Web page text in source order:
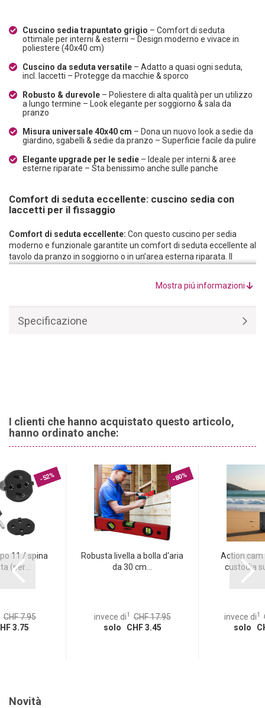
Cuscino sedia trapuntato grigio – Comfort di seduta
ottimale per interni & esterni – Design moderno e vivace in
poliestere (40x40 cm)
Cuscino da seduta versatile – Adatto a quasi ogni seduta,
incl. laccetti – Protegge da macchie & sporco
Robusto & durevole – Poliestere di alta qualità per un utilizzo
a lungo termine – Look elegante per soggiorno & sala da
pranzo
Misura universale 40x40 cm – Dona un nuovo look a sedie da
giardino, sgabelli & sedie da pranzo – Superficie facile da pulire
Elegante upgrade per le sedie – Ideale per interni & aree
esterne riparate – Sta benissimo anche sulle panche
Comfort di seduta eccellente: cuscino sedia con
laccetti per il fissaggio
Comfort di seduta eccellente: Con questo cuscino per sedia
moderno e funzionale garantite un comfort di seduta eccellente al
tavolo da pranzo in soggiorno o in un’area esterna riparata. Il
delle sedute e dona a sedie da giardino, sgabelli e sedie da pranzo
un look moderno. Il colore grigio si combina alla perfezione con
Mostra piú informazioni
Specificazione
I clienti che hanno acquistato questo articolo,
hanno ordinato anche:
-52%
11 / spina
(per...
CHF 7.95
3.75
-80%
Robusta livella a bolla d‘aria
da 30 cm...
invece di1 CHF 17.95
solo CHF 3.45
Action cam
custodia
invece di1
solo
Novità